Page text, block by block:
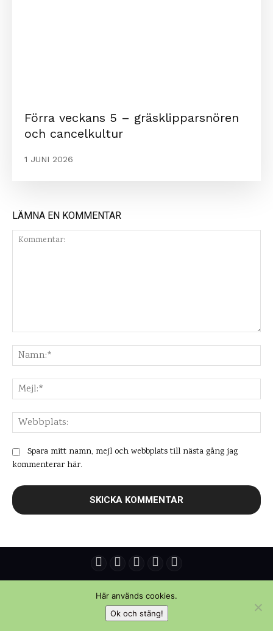
Förra veckans 5 – gräsklipparsnören
och cancelkultur
1 JUNI 2026
LÄMNA EN KOMMENTAR
Spara mitt namn, mejl och webbplats till nästa gång jag
kommenterar här.
Här används cookies.
Ok och stäng!